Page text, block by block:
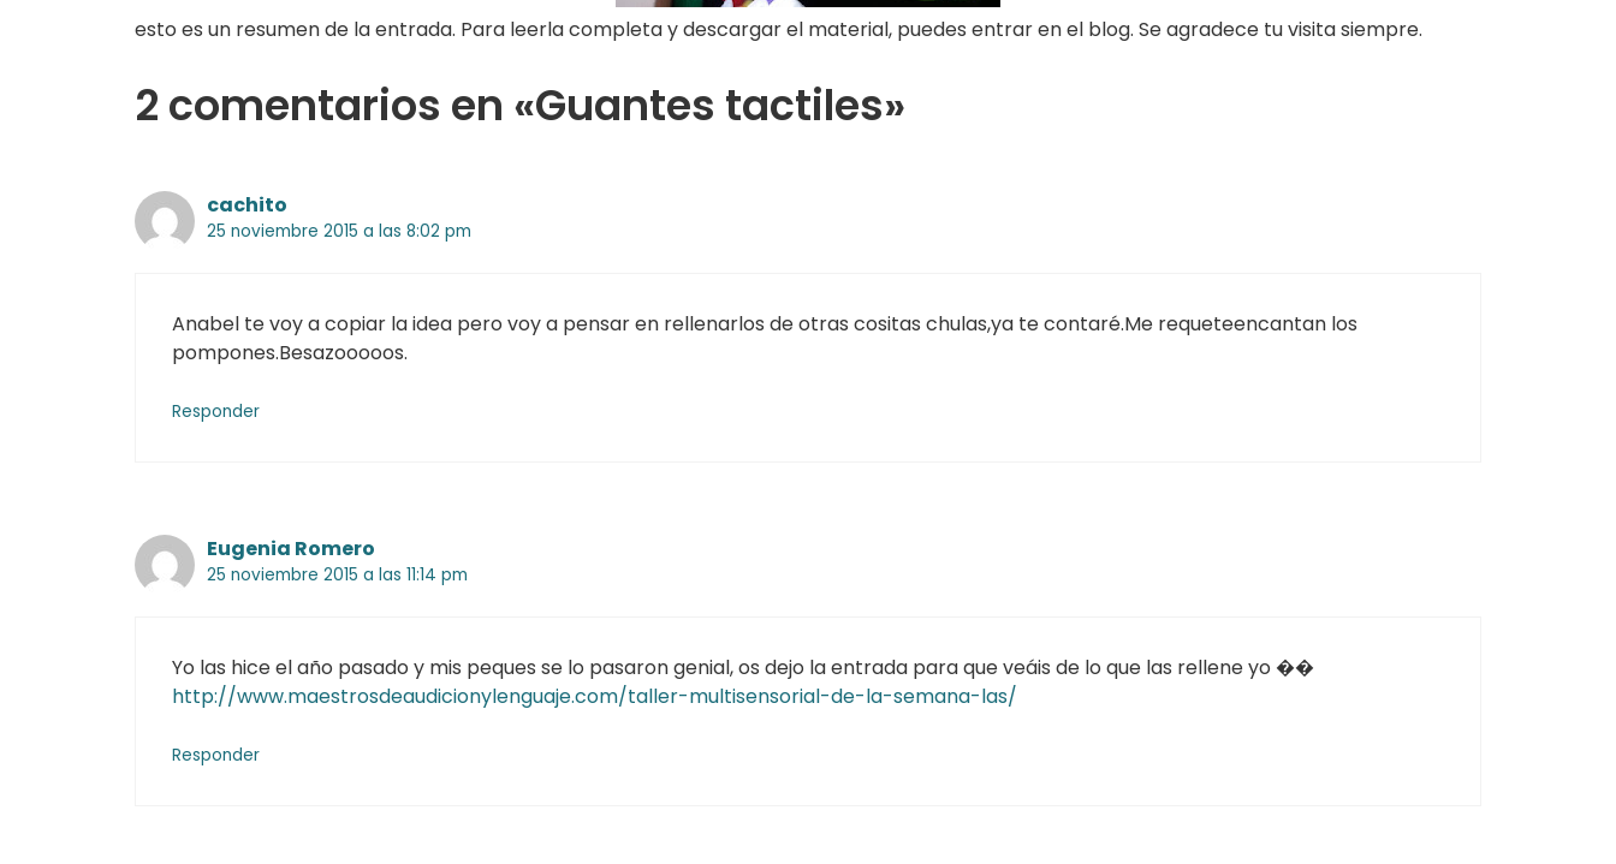
esto es un resumen de la entrada. Para leerla completa y descargar el material, puedes entrar en el blog. Se agradece tu visita siempre.
2 comentarios en «Guantes tactiles»
cachito
25 noviembre 2015 a las 8:02 pm
Anabel te voy a copiar la idea pero voy a pensar en rellenarlos de otras cositas chulas,ya te contaré.Me requeteencantan los
pompones.Besazooooos.
Responder
Eugenia Romero
25 noviembre 2015 a las 11:14 pm
Yo las hice el año pasado y mis peques se lo pasaron genial, os dejo la entrada para que veáis de lo que las rellene yo ��
http://www.maestrosdeaudicionylenguaje.com/taller-multisensorial-de-la-semana-las/
Responder